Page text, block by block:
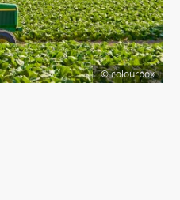
© colourbox